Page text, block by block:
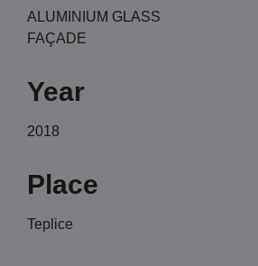
ALUMINIUM GLASS
FAÇADE
Year
2018
Place
Teplice